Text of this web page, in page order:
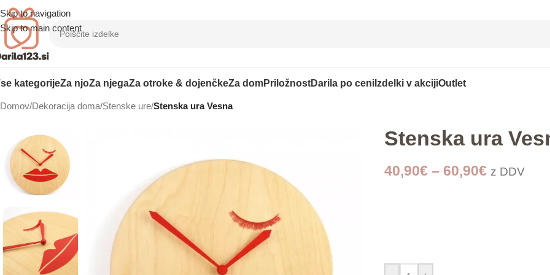
Skip to navigation
Skip to main content
kategorijeZa njoZa njegaZa otroke & dojenčkeZa domPriložnostDarila po ceni Izdelki v akcijiOutlet
Domov/Dekoracija doma/Stenske ure/Stenska ura Vesna
Stenska ura
40,90€ – 60,90€ z DDV